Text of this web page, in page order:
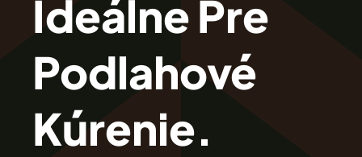
Záštitu
Cennik
Galéria
Ideálne Pre
Podlahové
Kúrenie.